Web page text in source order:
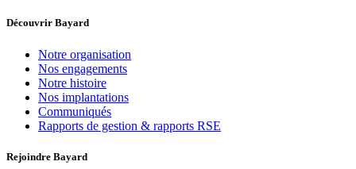
Découvrir Bayard
Notre organisation
Nos engagements
Notre histoire
Nos implantations
Communiqués
Rapports de gestion & rapports RSE
Rejoindre Bayard